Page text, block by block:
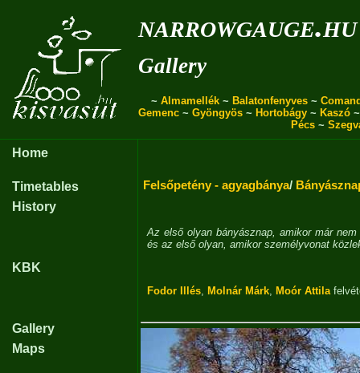
narrowgauge.hu
Gallery
~ Almamellék ~ Balatonfenyves ~
Gemenc ~ Gyöngyös ~ Hortobágy ~ Kaszó
Pécs ~
Home
Timetables
History
KBK
Gallery
Maps
Felsőpetény - agyagbánya/
Az első olyan bányásznap, amikor már
és az első olyan, amikor személyvonat
Fodor Illés, Molnár Márk, Moór Attila